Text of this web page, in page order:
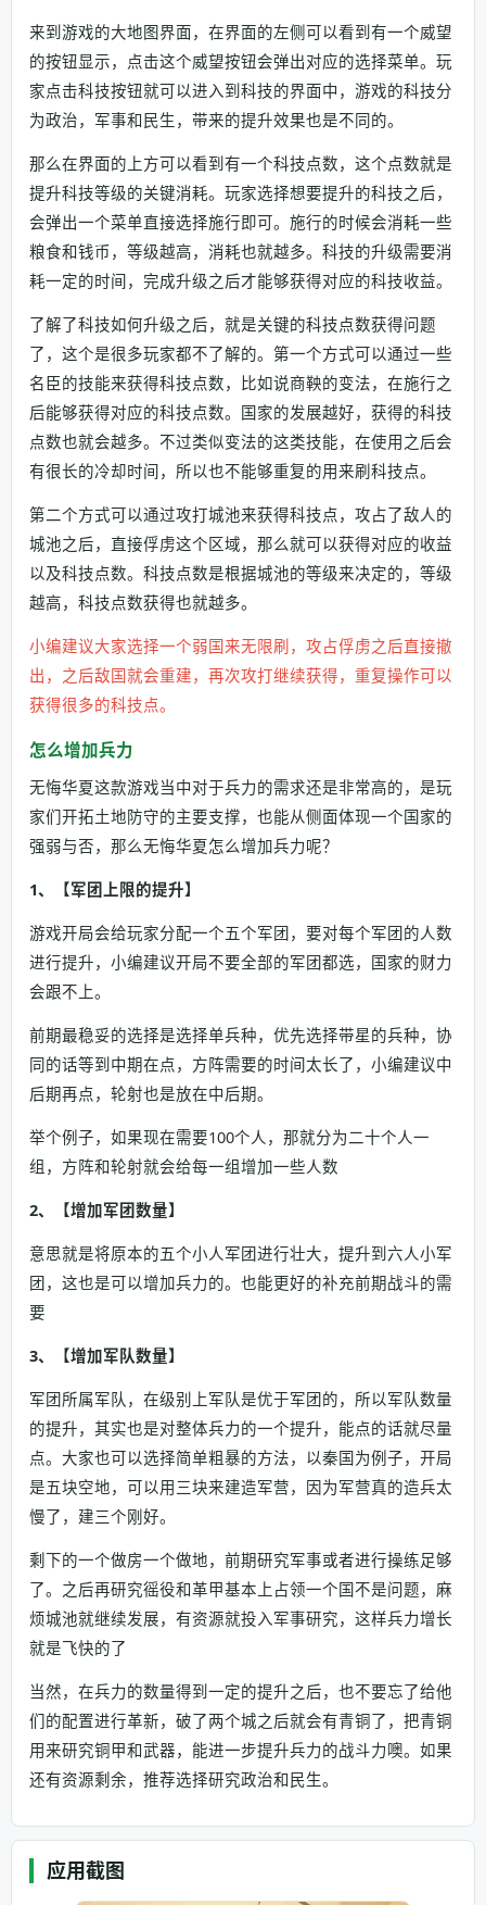
来到游戏的大地图界面，在界面的左侧可以看到有一个威望
的按钮显示，点击这个威望按钮会弹出对应的选择菜单。玩
家点击科技按钮就可以进入到科技的界面中，游戏的科技分
为政治，军事和民生，带来的提升效果也是不同的。
那么在界面的上方可以看到有一个科技点数，这个点数就是
提升科技等级的关键消耗。玩家选择想要提升的科技之后，
会弹出一个菜单直接选择施行即可。施行的时候会消耗一些
粮食和钱币，等级越高，消耗也就越多。科技的升级需要消
耗一定的时间，完成升级之后才能够获得对应的科技收益。
了解了科技如何升级之后，就是关键的科技点数获得问题
了，这个是很多玩家都不了解的。第一个方式可以通过一些
名臣的技能来获得科技点数，比如说商鞅的变法，在施行之
后能够获得对应的科技点数。国家的发展越好，获得的科技
点数也就会越多。不过类似变法的这类技能，在使用之后会
有很长的冷却时间，所以也不能够重复的用来刷科技点。
第二个方式可以通过攻打城池来获得科技点，攻占了敌人的
城池之后，直接俘虏这个区域，那么就可以获得对应的收益
以及科技点数。科技点数是根据城池的等级来决定的，等级
越高，科技点数获得也就越多。
小编建议大家选择一个弱国来无限刷，攻占俘虏之后直接撤
出，之后敌国就会重建，再次攻打继续获得，重复操作可以
获得很多的科技点。
怎么增加兵力
无悔华夏这款游戏当中对于兵力的需求还是非常高的，是玩
家们开拓土地防守的主要支撑，也能从侧面体现一个国家的
强弱与否，那么无悔华夏怎么增加兵力呢？
1、【军团上限的提升】
游戏开局会给玩家分配一个五个军团，要对每个军团的人数
进行提升，小编建议开局不要全部的军团都选，国家的财力
会跟不上。
前期最稳妥的选择是选择单兵种，优先选择带星的兵种，协
同的话等到中期在点，方阵需要的时间太长了，小编建议中
后期再点，轮射也是放在中后期。
举个例子，如果现在需要100个人，那就分为二十个人一
组，方阵和轮射就会给每一组增加一些人数
2、【增加军团数量】
意思就是将原本的五个小人军团进行壮大，提升到六人小军
团，这也是可以增加兵力的。也能更好的补充前期战斗的需
要
3、【增加军队数量】
军团所属军队，在级别上军队是优于军团的，所以军队数量
的提升，其实也是对整体兵力的一个提升，能点的话就尽量
点。大家也可以选择简单粗暴的方法，以秦国为例子，开局
是五块空地，可以用三块来建造军营，因为军营真的造兵太
慢了，建三个刚好。
剩下的一个做房一个做地，前期研究军事或者进行操练足够
了。之后再研究徭役和革甲基本上占领一个国不是问题，麻
烦城池就继续发展，有资源就投入军事研究，这样兵力增长
就是飞快的了
当然，在兵力的数量得到一定的提升之后，也不要忘了给他
们的配置进行革新，破了两个城之后就会有青铜了，把青铜
用来研究铜甲和武器，能进一步提升兵力的战斗力噢。如果
还有资源剩余，推荐选择研究政治和民生。
应用截图